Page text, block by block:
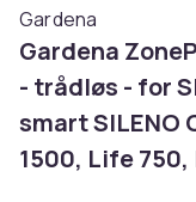
Gardena
Gardena
- trådløs - for
smart SILENO
1500, Life